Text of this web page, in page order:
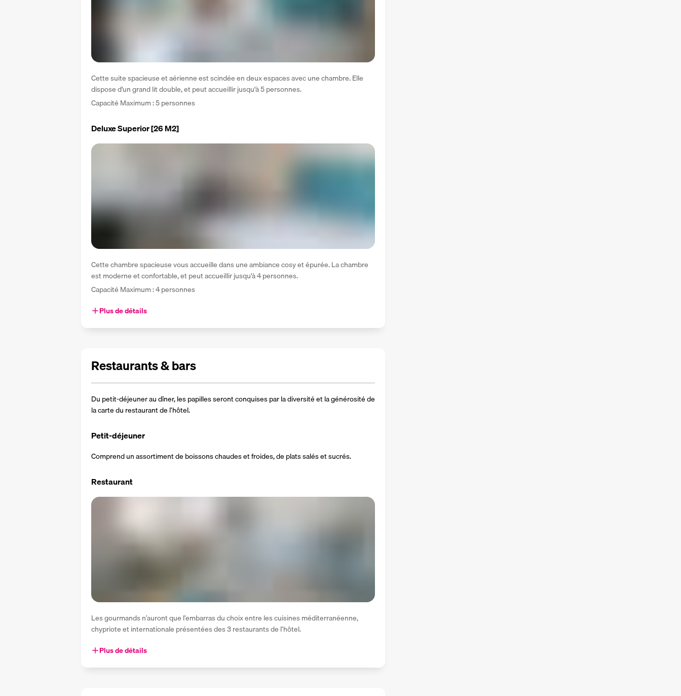
Cette suite spacieuse et aérienne est scindée en deux espaces avec une chambre. Elle
dispose d'un grand lit double, et peut accueillir jusqu'à 5 personnes.
Capacité Maximum : 5 personnes
Deluxe Superior[26 M2]
Cette chambre spacieuse vous accueille dans une ambiance cosy et épurée. La chambre
est moderne et confortable, et peut accueillir jusqu'à 4 personnes.
Capacité Maximum : 4 personnes
Plus de détails
Restaurants & bars
Du petit-déjeuner au dîner, les papilles seront conquises par la diversité et la générosité de
la carte du restaurant de l’hôtel.
Petit-déjeuner
Comprend un assortiment de boissons chaudes et froides, de plats salés et sucrés.
Restaurant
Les gourmands n’auront que l’embarras du choix entre les cuisines méditerranéenne,
chypriote et internationale présentées des 3 restaurants de l’hôtel.
Plus de détails